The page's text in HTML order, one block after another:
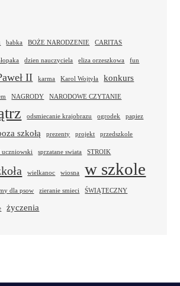
babka BOŻE NARODZENIE CARITAS
dzien nauczyciela eliza orzeszkowa fun
II karma Karol Wojtyła konkurs
NAGRODY NARODOWE CZYTANIE
odsmiecanie krajobrazu ogrodek papiez
szkołą prezenty projekt przedszkole
uczniowski sprzatane swiata STROIK
wielkanoc wiosna w szkole
dla psow zieranie smieci ŚWIĄTECZNY
życzenia